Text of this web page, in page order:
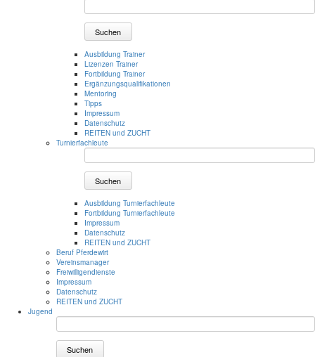
Suchen
Ausbildung Trainer
Lizenzen Trainer
Fortbildung Trainer
Ergänzungsqualifikationen
Mentoring
Tipps
Impressum
Datenschutz
REITEN und ZUCHT
Turnierfachleute
Suchen
Ausbildung Turnierfachleute
Fortbildung Turnierfachleute
Impressum
Datenschutz
REITEN und ZUCHT
Beruf Pferdewirt
Vereinsmanager
Freiwilligendienste
Impressum
Datenschutz
REITEN und ZUCHT
Jugend
Suchen